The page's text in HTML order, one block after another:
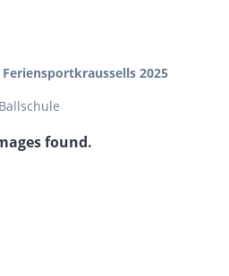
2025
Ballschule
found.